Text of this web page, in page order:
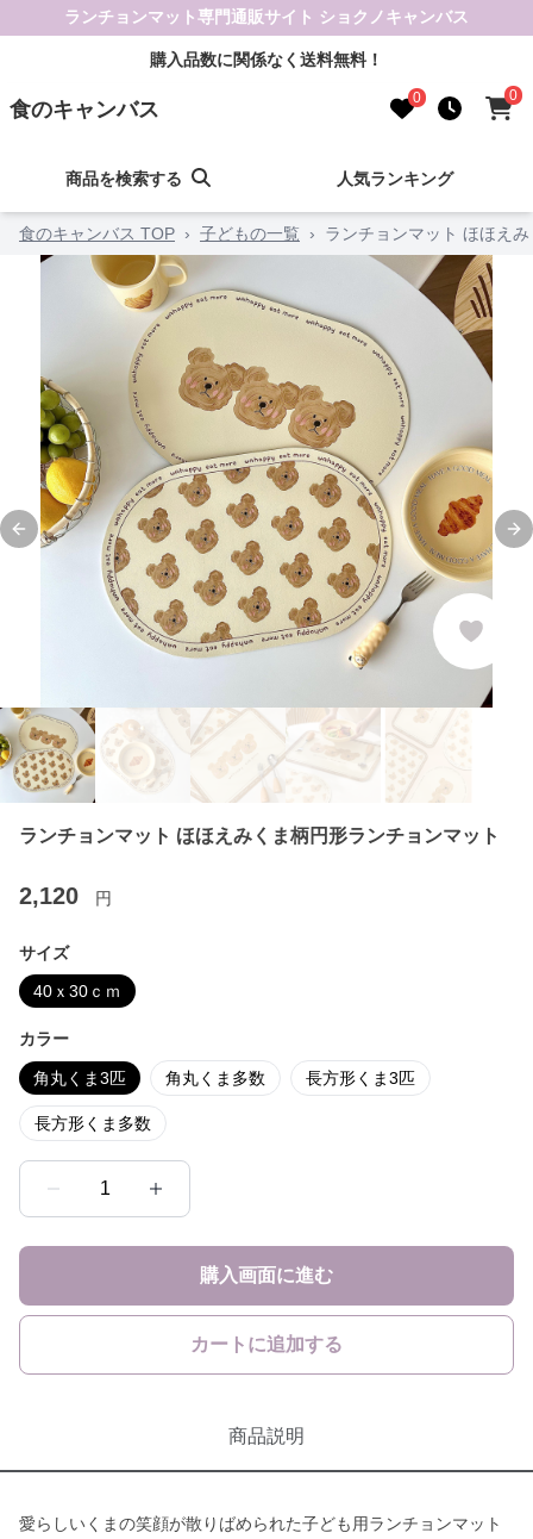
ランチョンマット専門通販サイト ショクノキャンバス
購入品数に関係なく送料無料！
食のキャンバス 0 0
商品を検索する 人気ランキング
食のキャンバス TOP › 子どもの一覧 › ランチョンマット ほほえ
Previous slide
ランチョンマット ほほえみくま柄円形ランチョンマット
2,120 円
サイズ
40ｘ30ｃｍ
カラー
角丸くま3匹 角丸くま多数 長方形くま3匹
長方形くま多数
1
購入画面に進む
カートに追加する
商品説明
愛らしいくまの笑顔が散りばめられた子ども用ランチョンマット